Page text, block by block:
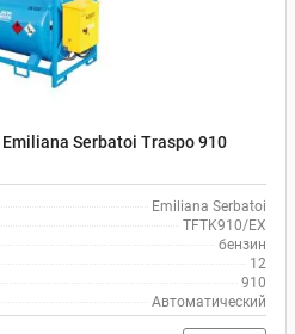
Serbatoi Traspo 910
Emiliana Serbatoi
TFTK910/EX
бензин
12
910
Автоматический